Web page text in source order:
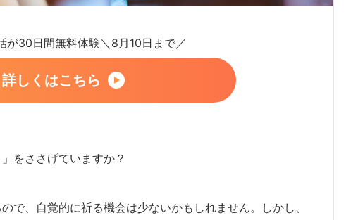
が30日間無料体験＼8月10日まで／
詳しくはこちら
をささげていますか？
で、自覚的に祈る機会は少ないかもしれません。しかし、